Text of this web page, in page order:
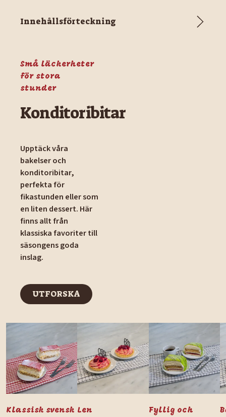
Innehållsförteckning
Små läckerheter
för stora
stunder
Konditoribitar
Upptäck våra
bakelser och
konditoribitar,
perfekta för
fikastunden eller som
en liten dessert. Här
finns allt från
klassiska favoriter till
säsongens goda
inslag.
UTFORSKA
UTFORSKA
Klassisk svensk Len
Fyllig och